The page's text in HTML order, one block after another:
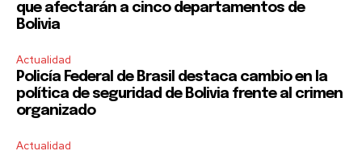
que afectarán a cinco departamentos de
Bolivia
Actualidad
Policía Federal de Brasil destaca cambio en la
política de seguridad de Bolivia frente al crimen
organizado
Actualidad